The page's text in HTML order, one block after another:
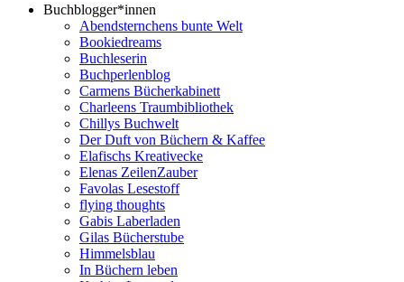
Buchblogger*innen
Abendsternchens bunte Welt
Bookiedreams
Buchleserin
Buchperlenblog
Carmens Bücherkabinett
Charleens Traumbibliothek
Chillys Buchwelt
Der Duft von Büchern & Kaffee
Elafischs Kreativecke
Elenas ZeilenZauber
Favolas Lesestoff
flying thoughts
Gabis Laberladen
Gilas Bücherstube
Himmelsblau
In Büchern leben